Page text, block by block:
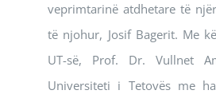
veprimtarinë atdhetare të
të njohur, Josif Bagerit. Me
UT-së, Prof. Dr. Vullnet
Universiteti i Tetovës me